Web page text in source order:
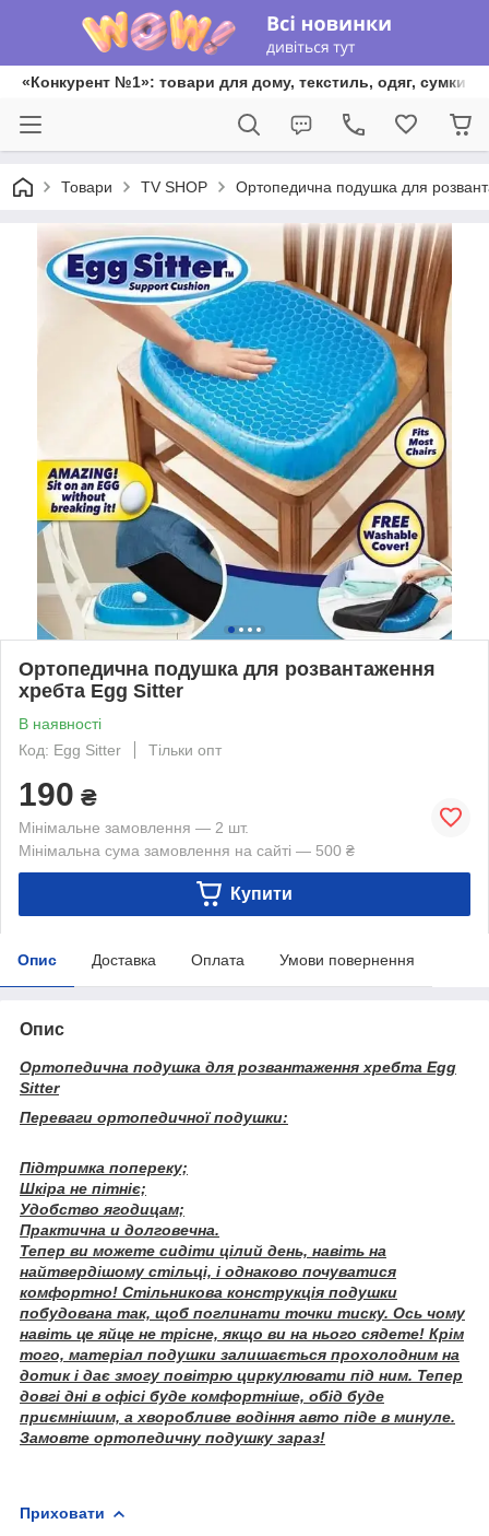
«Конкурент №1»: товари для дому, текстиль, одяг, сумки
Товари TV SHOP Ортопедична подушка для
Ортопедична подушка для розвантаження
хребта Egg Sitter
В наявності
Код: Egg Sitter
Тільки опт
190 ₴
Мінімальне замовлення — 2 шт.
Мінімальна сума замовлення на сайті — 500 ₴
Купити
Опис Доставка Оплата Умови повернення
Опис
Ортопедична подушка для розвантаження хребта Egg
Sitter
Переваги ортопедичної подушки:
Підтримка попереку;
Шкіра не пітніє;
Удобство ягодицам;
Практична и долговечна.
Тепер ви можете сидіти цілий день, навіть на
найтвердішому стільці, і однаково почуватися
комфортно! Стільникова конструкція подушки
побудована так, щоб поглинати точки тиску. Ось чому
навіть це яйце не трісне, якщо ви на нього сядете! Крім
того, матеріал подушки залишається прохолодним на
дотик і дає змогу повітрю циркулювати під ним. Тепер
довгі дні в офісі буде комфортніше, обід буде
приємнішим, а хворобливе водіння авто піде в минуле.
Замовте ортопедичну подушку зараз!
Приховати